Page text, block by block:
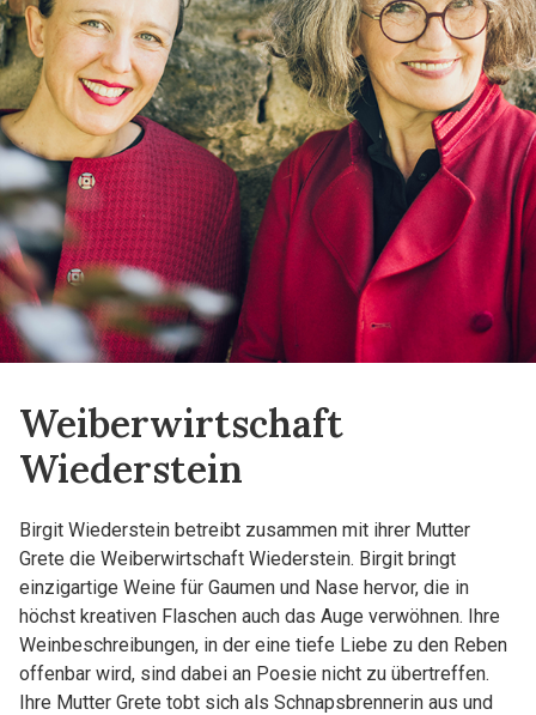
Weiberwirtschaft
Wiederstein
Birgit Wiederstein betreibt zusammen mit ihrer Mutter
Grete die Weiberwirtschaft Wiederstein. Birgit bringt
einzigartige Weine für Gaumen und Nase hervor, die in
höchst kreativen Flaschen auch das Auge verwöhnen. Ihre
Weinbeschreibungen, in der eine tiefe Liebe zu den Reben
offenbar wird, sind dabei an Poesie nicht zu übertreffen.
Ihre Mutter Grete tobt sich als Schnapsbrennerin aus und